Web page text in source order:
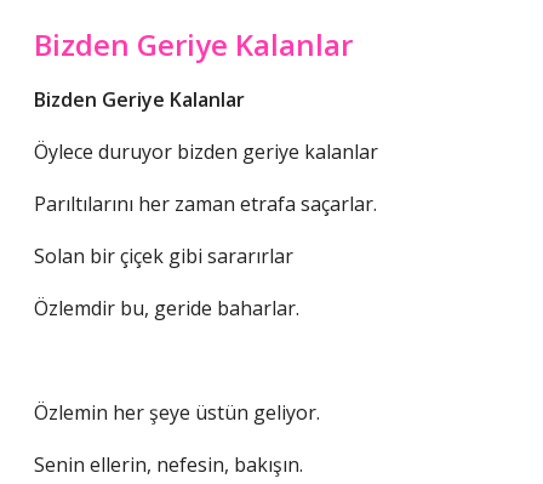
Bizden Geriye Kalanlar
Bizden Geriye Kalanlar
Öylece duruyor bizden geriye kalanlar
Parıltılarını her zaman etrafa saçarlar.
Solan bir çiçek gibi sararırlar
Özlemdir bu, geride baharlar.
Özlemin her şeye üstün geliyor.
Senin ellerin, nefesin, bakışın.